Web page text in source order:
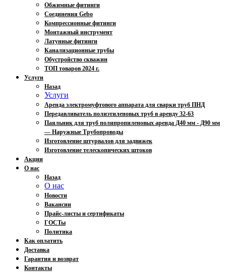
Обжимные фитинги
Соединения Gebo
Компрессионные фитинги
Монтажный инструмент
Латунные фитинги
Канализационные трубы
Обустройство скважин
ТОП товаров 2024 г.
Услуги
Назад
Услуги
Аренда электромуфтового аппарата для сварки труб ПНД
Передавливатель полиэтиленовых труб в аренду 32-63
Паяльник для труб полипропиленовых аренда Д40 мм - Д90 мм
— Наружные Трубопроводы
Изготовление штурвалов для задвижек
Изготовление телескопических штоков
Акции
О нас
Назад
О нас
Новости
Вакансии
Прайс-листы и сертификаты
ГОСТы
Политика
Как оплатить
Доставка
Гарантия и возврат
Контакты